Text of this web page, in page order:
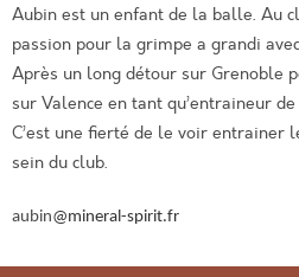
Aubin est un enfant de la balle. Au
passion pour la grimpe a grandi
Après un long détour sur Grenoble
sur Valence en tant qu’entraineur
C’est une fierté de le voir entrainer
sein du club.
aubin@mineral-spirit.fr